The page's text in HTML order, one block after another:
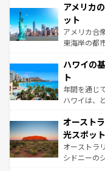
ンツ一覧を
の建物がそ
博物館もあ
ことができ
者向けの交
着のスイス
アメリカ
ット
アメリカ合
東海岸の都
のような巨
ンメントが
西部には大
ストーン国
文化が魅力
しみながら
るだろう。
ならではの贅沢な
情報は コン
ハワイの
ト
年間を通じ
ハワイは、
ワイ島は見
島だが、静
おすすめ。
文化や歴史
オースト
光スポット
オーストラ
シドニーの